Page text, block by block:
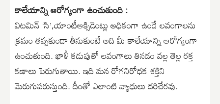
కాలేయాన్ని ఆరోగ్యంగా ఉంచుతుంది :
విటమిన్ ‘సి’,యాంటీఆక్సిడెంట్లు అధికంగా ఉండే లవంగాలను
క్రమం తప్పకుండా తీసుకుంటే అది మీ కాలేయాన్ని ఆరోగ్యంగా
ఉంచుతుంది. ఖాళీ కడుపుతో లవంగాలు తినడం వల్ల తెల్ల రక్త
కణాలు పెరుగుతాయి. ఇది మన రోగనిరోధక శక్తిని
మెరుగుపరుస్తుంది. దీంతో ఎలాంటి వ్యాధులు దరిచేరవు.